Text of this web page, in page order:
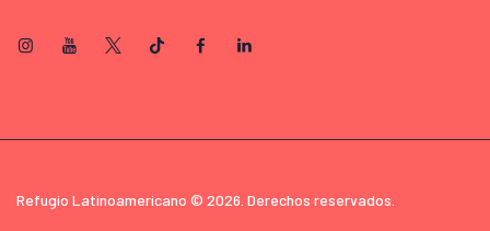
Refugio Latinoamericano © 2026. Derechos reservados.